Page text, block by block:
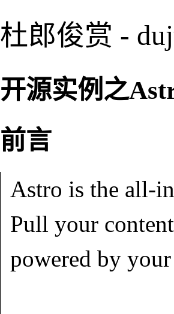
杜郎俊赏 -
开源实例之
前言
Astro is the all-
Pull your
powered by